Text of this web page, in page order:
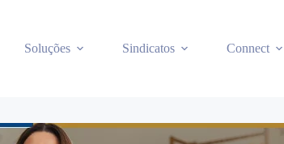
Soluções Sindicatos Connect